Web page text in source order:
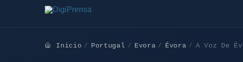
Inicio Portugal Evora Évora A Voz De